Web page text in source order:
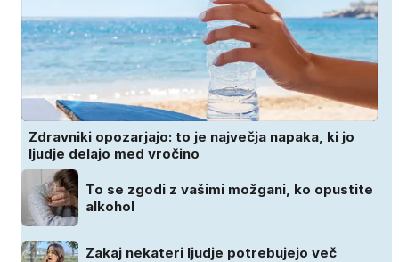
Zdravniki opozarjajo: to je največja napaka, ki jo
ljudje delajo med vročino
To se zgodi z vašimi možgani, ko opustite
alkohol
Zakaj nekateri ljudje potrebujejo več